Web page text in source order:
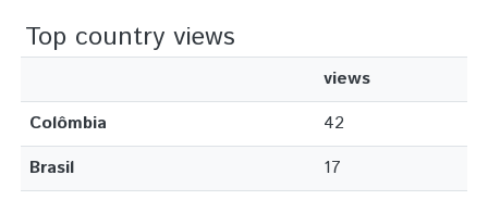
Top country views
views
Colômbia
42
Brasil
17